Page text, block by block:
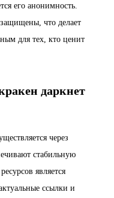
его анонимность.
что делает
для тех, кто ценит
даркнет
через
стабильную
является
ссылки и